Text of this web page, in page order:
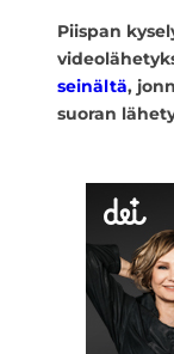
Piispan
seinältä,
suoran